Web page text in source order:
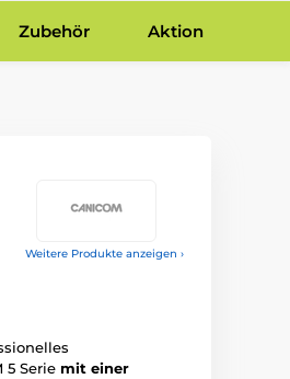
Zubehör Aktion
Weitere Produkte anzeigen ›
5 Serie mit einer